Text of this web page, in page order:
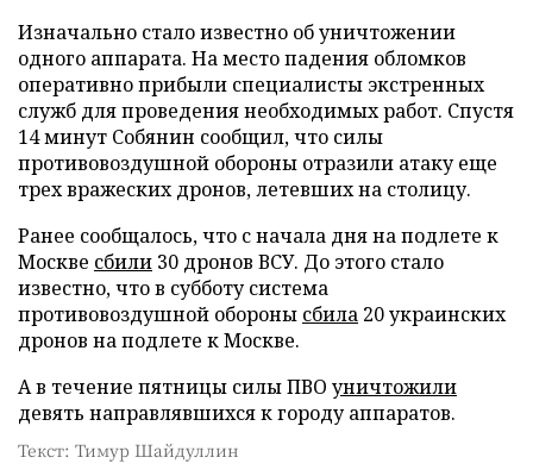
Изначально стало известно об уничтожении
одного аппарата. На место падения обломков
оперативно прибыли специалисты экстренных
служб для проведения необходимых работ. Спустя
14 минут Собянин сообщил, что силы
противовоздушной обороны отразили атаку еще
трех вражеских дронов, летевших на столицу.
Ранее сообщалось, что с начала дня на подлете к
Москве сбили 30 дронов ВСУ. До этого стало
известно, что в субботу система
противовоздушной обороны сбила 20 украинских
дронов на подлете к Москве.
А в течение пятницы силы ПВО уничтожили
девять направлявшихся к городу аппаратов.
Текст: Тимур Шайдуллин